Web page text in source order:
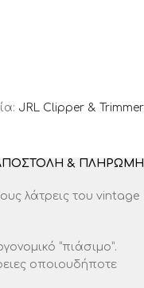
JRL Clipper & Trimmer
& ΠΛΗΡΩΜΉ
λάτρεις του vintage
“πιάσιμο”.
οποιουδήποτε